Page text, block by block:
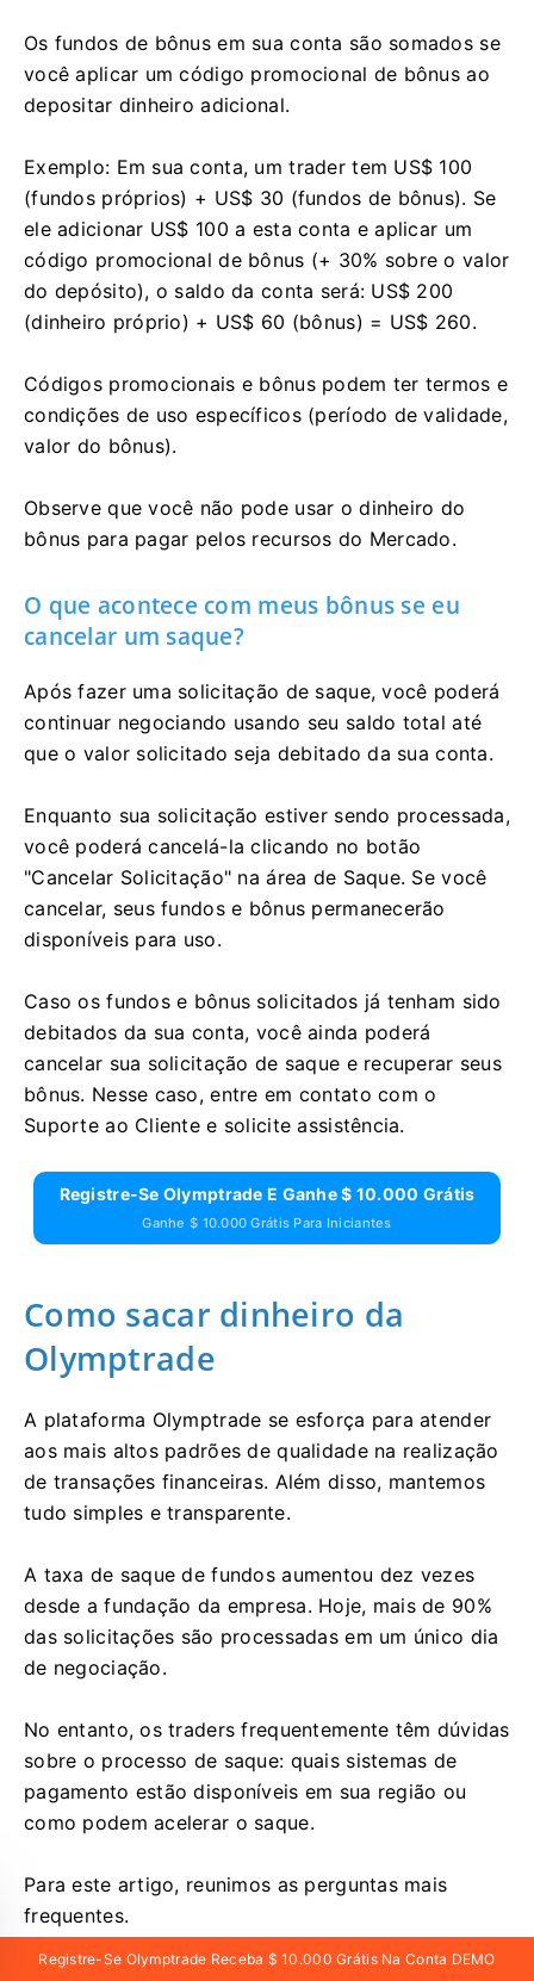
Os fundos de bônus em sua conta são somados se
você aplicar um código promocional de bônus ao
depositar dinheiro adicional.
Exemplo: Em sua conta, um trader tem US$ 100
(fundos próprios) + US$ 30 (fundos de bônus). Se
ele adicionar US$ 100 a esta conta e aplicar um
código promocional de bônus (+ 30% sobre o valor
do depósito), o saldo da conta será: US$ 200
(dinheiro próprio) + US$ 60 (bônus) = US$ 260.
Códigos promocionais e bônus podem ter termos e
condições de uso específicos (período de validade,
valor do bônus).
Observe que você não pode usar o dinheiro do
bônus para pagar pelos recursos do Mercado.
O que acontece com meus bônus se eu
cancelar um saque?
Após fazer uma solicitação de saque, você poderá
continuar negociando usando seu saldo total até
que o valor solicitado seja debitado da sua conta.
Enquanto sua solicitação estiver sendo processada,
você poderá cancelá-la clicando no botão
"Cancelar Solicitação" na área de Saque. Se você
cancelar, seus fundos e bônus permanecerão
disponíveis para uso.
Caso os fundos e bônus solicitados já tenham sido
debitados da sua conta, você ainda poderá
cancelar sua solicitação de saque e recuperar seus
bônus. Nesse caso, entre em contato com o
Suporte ao Cliente e solicite assistência.
Registre-Se Olymptrade E Ganhe $ 10.000 Grátis
Ganhe $ 10.000 Grátis Para Iniciantes
Como sacar dinheiro da
Olymptrade
A plataforma Olymptrade se esforça para atender
aos mais altos padrões de qualidade na realização
de transações financeiras. Além disso, mantemos
tudo simples e transparente.
A taxa de saque de fundos aumentou dez vezes
desde a fundação da empresa. Hoje, mais de 90%
das solicitações são processadas em um único dia
de negociação.
No entanto, os traders frequentemente têm dúvidas
sobre o processo de saque: quais sistemas de
pagamento estão disponíveis em sua região ou
como podem acelerar o saque.
Para este artigo, reunimos as perguntas mais
frequentes.
Registre-Se Olymptrade Receba $ 10.000 Grátis Na Conta DEMO